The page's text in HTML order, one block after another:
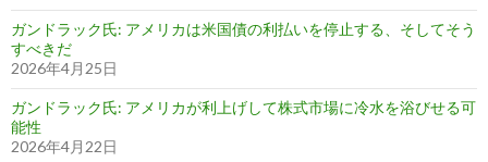
ガンドラック氏: アメリカは米国債の利払いを停止する、そしてそう
すべきだ
2026年4月25日
ガンドラック氏: アメリカが利上げして株式市場に冷水を浴びせる可
能性
2026年4月22日